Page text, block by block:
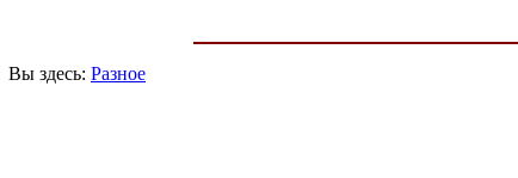
Вы здесь: Разное